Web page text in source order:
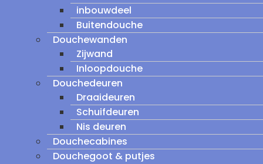
inbouwdeel
Buitendouche
Douchewanden
Zijwand
Inloopdouche
Douchedeuren
Draaideuren
Schuifdeuren
Nis deuren
Douchecabines
Douchegoot & putjes